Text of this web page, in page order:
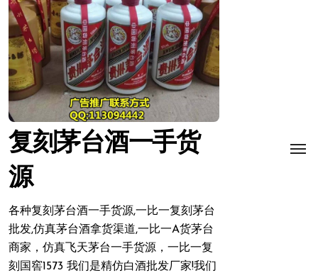
复刻茅台酒一手货
源
各种复刻茅台酒一手货源,一比一复刻茅台
批发,仿真茅台酒拿货渠道,一比一A货茅台
商家，仿真飞天茅台一手货源，一比一复
刻国窖1573 我们是精仿白酒批发厂家!我们